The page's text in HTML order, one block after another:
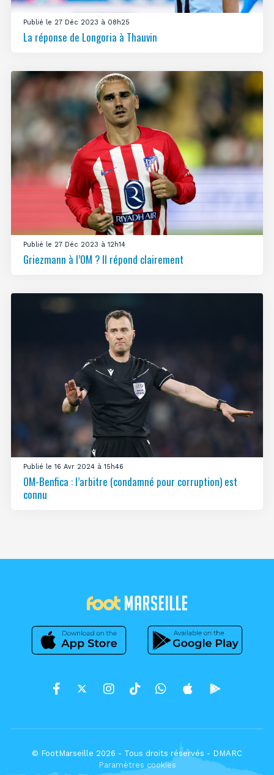
Publié le 27 Déc 2023 à 08h25
La réponse de Longoria à Thauvin
Publié le 27 Déc 2023 à 12h14
Griezmann à l’OM ? Il répond clairement
Publié le 16 Avr 2024 à 15h46
OM-Benfica : l’arbitre (condamné pour corruption) est
connu
© FootMarseille 2026 - Tous droits réservés - DMARC
Paramètres cookies